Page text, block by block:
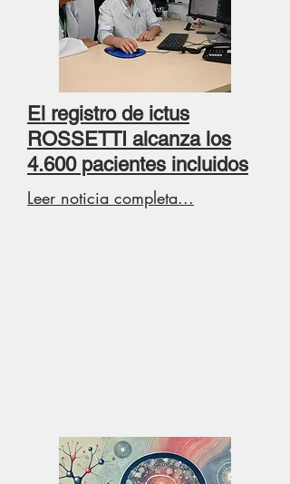
El registro de ictus
ROSSETTI alcanza los
4.600 pacientes incluidos
Leer noticia completa...